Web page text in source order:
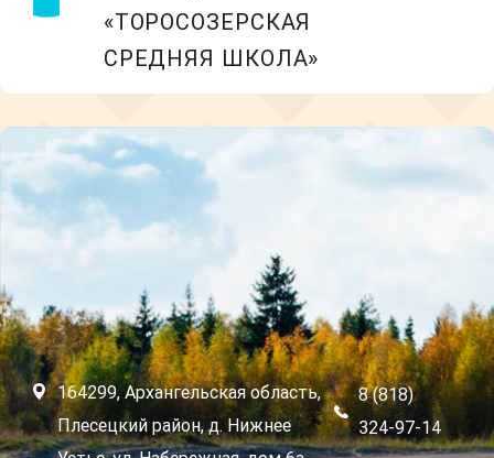
«ТОРОСОЗЕРСКАЯ
СРЕДНЯЯ ШКОЛА»
164299, Архангельская область,
Плесецкий район, д. Нижнее
8 (818)
324-97-14